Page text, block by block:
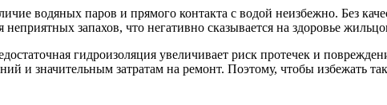
водяных паров и прямого контакта с водой неизбежно. Без
запахов, что негативно сказывается на здоровье
гидроизоляция увеличивает риск протечек и
и значительным затратам на ремонт. Поэтому, чтобы избежать